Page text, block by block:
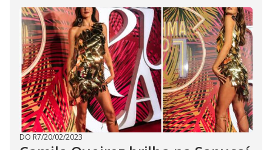
DO R7/20/02/2023